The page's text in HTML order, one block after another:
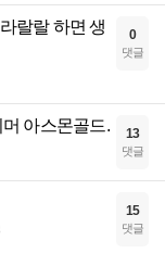
랄랄 하면 생
0
댓글
아스몬골드. 13
댓글
15
댓글